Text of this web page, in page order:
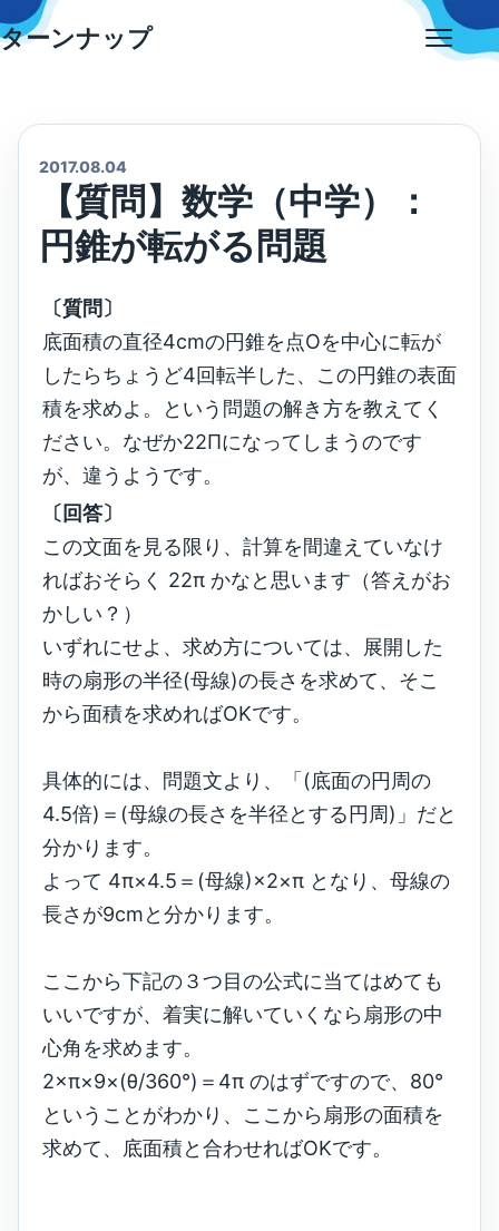
Skip
to
ターンナップ
2017.08.04
【質問】数学（中学）：
円錐が転がる問題
〔質問〕
底面積の直径4cmの円錐を点Oを中心に転が
したらちょうど4回転半した、この円錐の表面
積を求めよ。という問題の解き方を教えてく
ださい。なぜか22Πになってしまうのです
が、違うようです。
〔回答〕
この文面を見る限り、計算を間違えていなけ
ればおそらく 22π かなと思います（答えがお
かしい？）
いずれにせよ、求め方については、展開した
時の扇形の半径(母線)の長さを求めて、そこ
から面積を求めればOKです。
具体的には、問題文より、「(底面の円周の
4.5倍)＝(母線の長さを半径とする円周)」だと
分かります。
よって 4π×4.5＝(母線)×2×π となり、母線の
長さが9cmと分かります。
ここから下記の３つ目の公式に当てはめても
いいですが、着実に解いていくなら扇形の中
心角を求めます。
2×π×9×(θ/360°)＝4π のはずですので、80°
ということがわかり、ここから扇形の面積を
求めて、底面積と合わせればOKです。